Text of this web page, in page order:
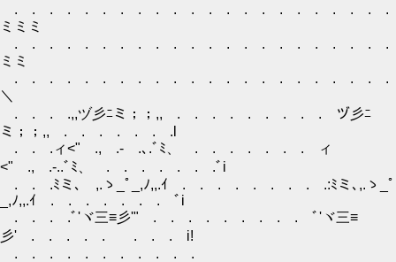
. . . . . . . . . . . . . . . . . . . . . .
ミミミ
. . . . . . . . . . . . . . . . . . . . . .
ミミ
. . . . . . . . . . . . . . . . . . . . . .
＼
. . . .,,ヅ彡ﾆミ；；,, . . . . . . . . . ヅ彡ﾆ
ミ；；,, . . . . . . .l
. . .ィ<" ., .‐ .､.ﾞﾐ、 . . . . . . . ィ
<" ., .‐..ﾞﾐ、 . . . . . . .ﾞi
. . .ﾐミ､ ,.ゝ_ﾟ_,ﾉ,,.ｲ . . . . . . . . .:ﾐミ､,.ゝ_ﾟ
_,ﾉ,,.ｲ . . . . . . . ﾞi
. . . .ﾞ'ヾ三≡彡'" . . . . . . . . . ﾞ'ヾ三≡
彡' . . . . . . . . i!
. . . . . . . . . . .